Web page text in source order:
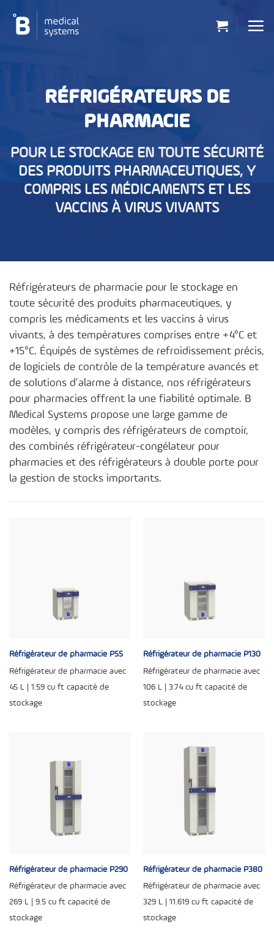
contenu
RÉFRIGÉRATEURS DE
PHARMACIE
POUR LE STOCKAGE EN TOUTE SÉCURITÉ
DES PRODUITS PHARMACEUTIQUES, Y
COMPRIS LES MÉDICAMENTS ET LES
VACCINS À VIRUS VIVANTS
Réfrigérateurs de pharmacie pour le stockage en
toute sécurité des produits pharmaceutiques, y
compris les médicaments et les vaccins à virus
vivants, à des températures comprises entre +4°C et
+15°C. Équipés de systèmes de refroidissement précis,
de logiciels de contrôle de la température avancés et
de solutions d’alarme à distance, nos réfrigérateurs
pour pharmacies offrent la une fiabilité optimale. B
Medical Systems propose une large gamme de
modèles, y compris des réfrigérateurs de comptoir,
des combinés réfrigérateur-congélateur pour
pharmacies et des réfrigérateurs à double porte pour
la gestion de stocks importants.
Réfrigérateur de pharmacie P55
Réfrigérateur de pharmacie avec
45 L | 1.59 cu ft capacité de
stockage
Réfrigérateur de pharmacie P130
Réfrigérateur de pharmacie avec
106 L | 3.74 cu ft capacité de
stockage
Réfrigérateur de pharmacie P290
Réfrigérateur de pharmacie avec
269 L | 9.5 cu ft capacité de
stockage
Réfrigérateur de pharmacie P380
Réfrigérateur de pharmacie avec
329 L | 11.619 cu ft capacité de
stockage